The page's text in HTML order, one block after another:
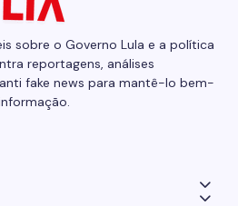
sobre o Governo Lula e a política
reportagens, análises
fake news para mantê-lo bem-